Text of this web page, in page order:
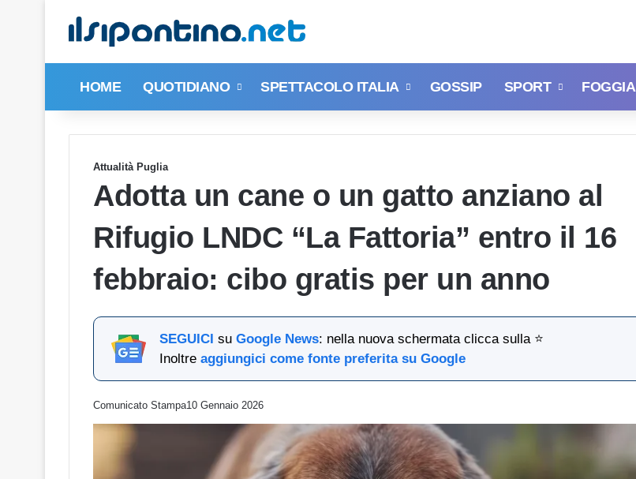
HOME QUOTIDIANO SPETTACOLO ITALIA GOSSIP SPORT FOGGIA
Attualità Puglia
Adotta un cane o un gatto anziano al
Rifugio LNDC “La Fattoria” entro il 16
febbraio: cibo gratis per un anno
SEGUICI su Google News: nella nuova schermata clicca sulla ⭐
Inoltre aggiungici come fonte preferita su Google
Comunicato Stampa10 Gennaio 2026